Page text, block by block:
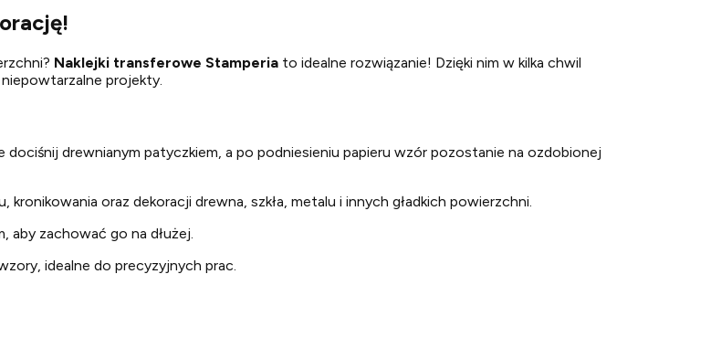
Naklejki transferowe Stamperia to idealne rozwiązanie! Dzięki nim w kilka chwil
projekty.
dociśnij drewnianym patyczkiem, a po podniesieniu papieru wzór pozostanie na ozdobionej
oraz dekoracji drewna, szkła, metalu i innych gładkich powierzchni.
aby zachować go na dłużej.
idealne do precyzyjnych prac.